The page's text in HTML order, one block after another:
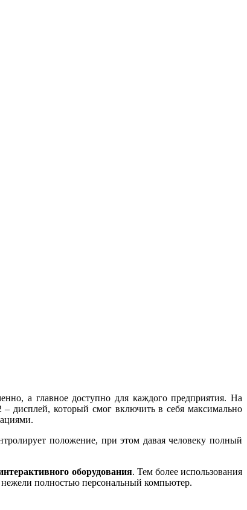
а главное доступно для каждого предприятия. На
дисплей, который смог включить в себя максимально
положение, при этом давая человеку полный
оборудования. Тем более использования
полностью персональный компьютер.